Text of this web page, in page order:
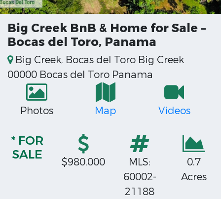
Big Creek BnB & Home for Sale –
Bocas del Toro, Panama
Big Creek, Bocas del Toro Big Creek
00000 Bocas del Toro Panama
Photos Map Videos
* FOR
SALE
$980,000
MLS:
60002-
21188
0.7
Acres